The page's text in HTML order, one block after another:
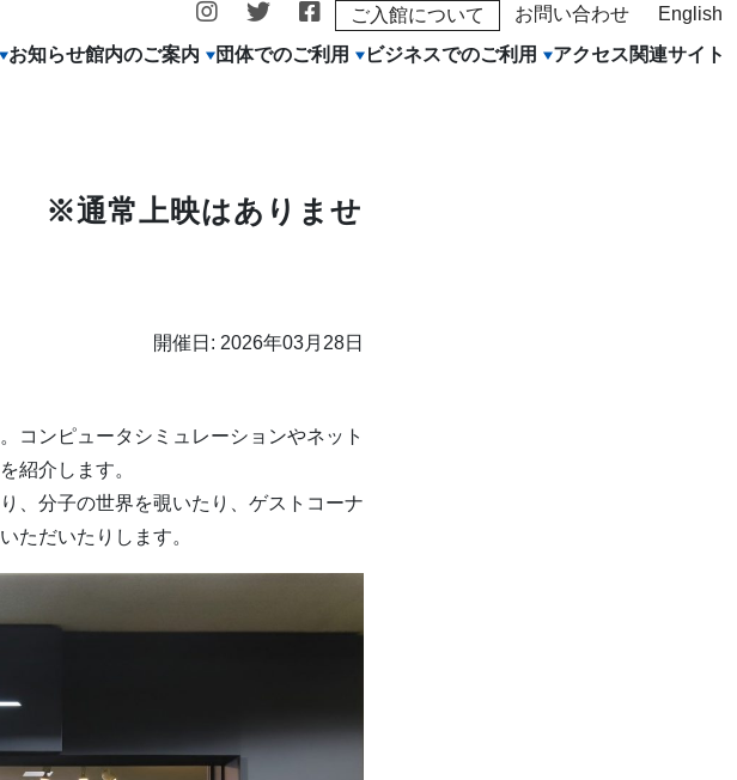
ご入館について お問い合わせ
English
お知らせ館内のご案内 団体でのご利用 ビジネスでのご利用 アクセス関連サイト
※通常上映はありませ
開催日: 2026年03月28日
コンピュータシミュレーションやネット
紹介します。
、分子の世界を覗いたり、ゲストコーナ
ただいたりします。